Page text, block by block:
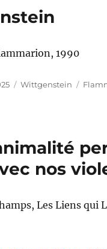
1990
Catégories
Wittgenstein
nos
Les Liens qui